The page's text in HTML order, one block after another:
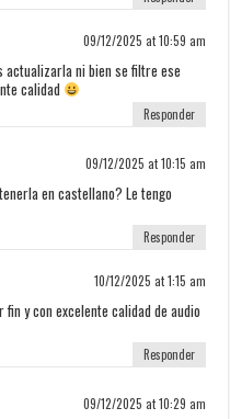
09/12/2025 at 10:59 am
actualizarla ni bien se filtre ese
calidad
Responder
09/12/2025 at 10:15 am
en castellano? Le tengo
Responder
10/12/2025 at 1:15 am
fin y con excelente calidad de audio
Responder
09/12/2025 at 10:29 am